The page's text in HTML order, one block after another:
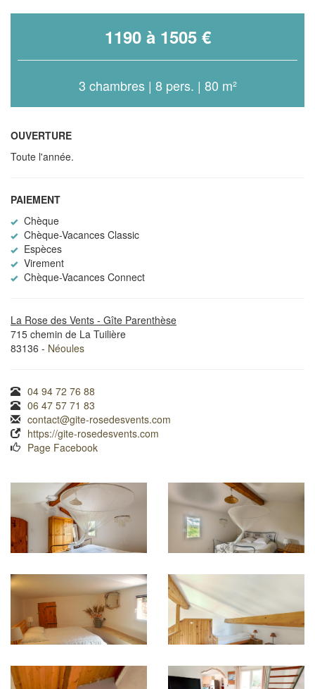
1190 à 1505 €
3 chambres | 8 pers. | 80 m²
OUVERTURE
Toute l'année.
PAIEMENT
Chèque
Chèque-Vacances Classic
Espèces
Virement
Chèque-Vacances Connect
La Rose des Vents - Gîte Parenthèse
715 chemin de La Tuilière
83136 - Néoules
04 94 72 76 88
06 47 57 71 83
contact@gite-rosedesvents.com
https://gite-rosedesvents.com
Page Facebook